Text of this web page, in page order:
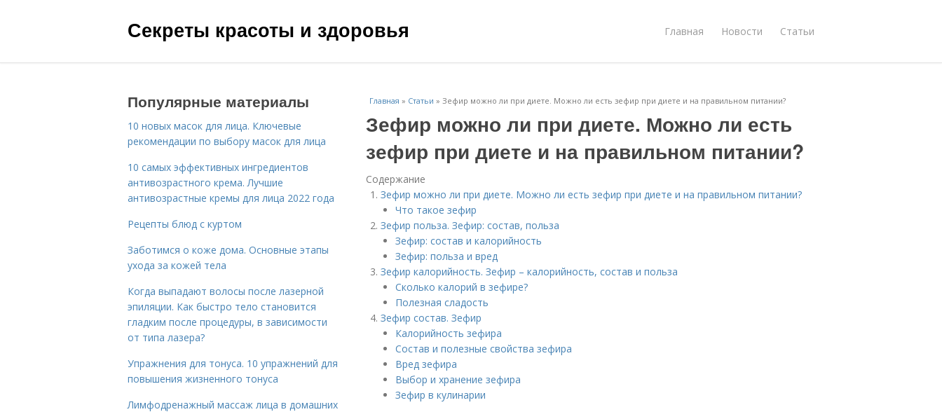
Секреты красоты и здоровья Главная Новости Статьи
Главная » Статьи » Зефир можно ли при диете. Можно ли есть зефир при диете и на правильном питании?
Зефир можно ли при диете. Можно ли есть
зефир при диете и на правильном питании?
Содержание
Зефир можно ли при диете. Можно ли есть зефир при диете и на правильном питании?
Что такое зефир
Зефир польза. Зефир: состав, польза
Зефир: состав и калорийность
Зефир: польза и вред
Зефир калорийность. Зефир – калорийность, состав и польза
Сколько калорий в зефире?
Полезная сладость
Зефир состав. Зефир
Калорийность зефира
Состав и полезные свойства зефира
Вред зефира
Выбор и хранение зефира
Зефир в кулинарии
Популярные материалы
10 новых масок для лица. Ключевые
рекомендации по выбору масок для лица
10 самых эффективных ингредиентов
антивозрастного крема. Лучшие
антивозрастные кремы для лица 2022 года
Рецепты блюд с куртом
Заботимся о коже дома. Основные этапы
ухода за кожей тела
Когда выпадают волосы после лазерной
эпиляции. Как быстро тело становится
гладким после процедуры, в зависимости
от типа лазера?
Упражнения для тонуса. 10 упражнений для
повышения жизненного тонуса
Лимфодренажный массаж лица в домашних